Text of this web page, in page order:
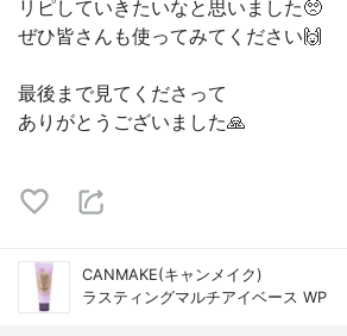
リピしていきたいなと思いました🥺
ぜひ皆さんも使ってみてください🙌
最後まで見てくださって
ありがとうございました🙏
CANMAKE(キャンメイク)
ラスティングマルチアイベース WP